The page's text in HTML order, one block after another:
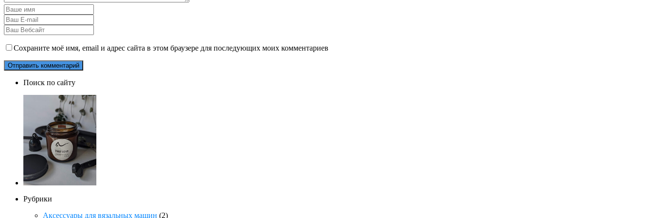
Сохраните моё имя, email и адрес сайта в этом браузере для последующих моих комментариев
Поиск по сайту
Рубрики
Аксессуары для вязальных машин (2)